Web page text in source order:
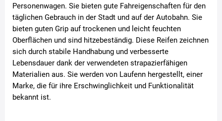
Personenwagen. Sie bieten gute Fahreigenschaften für den
täglichen Gebrauch in der Stadt und auf der Autobahn. Sie
bieten guten Grip auf trockenen und leicht feuchten
Oberflächen und sind hitzebeständig. Diese Reifen zeichnen
sich durch stabile Handhabung und verbesserte
Lebensdauer dank der verwendeten strapazierfähigen
Materialien aus. Sie werden von Laufenn hergestellt, einer
Marke, die für ihre Erschwinglichkeit und Funktionalität
bekannt ist.